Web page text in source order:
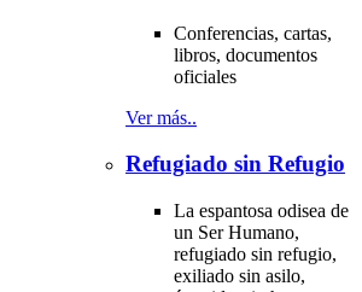
Conferencias, cartas,
libros, documentos
oficiales
Ver más..
Refugiado sin Refugio
La espantosa odisea de
un Ser Humano,
refugiado sin refugio,
exiliado sin asilo,